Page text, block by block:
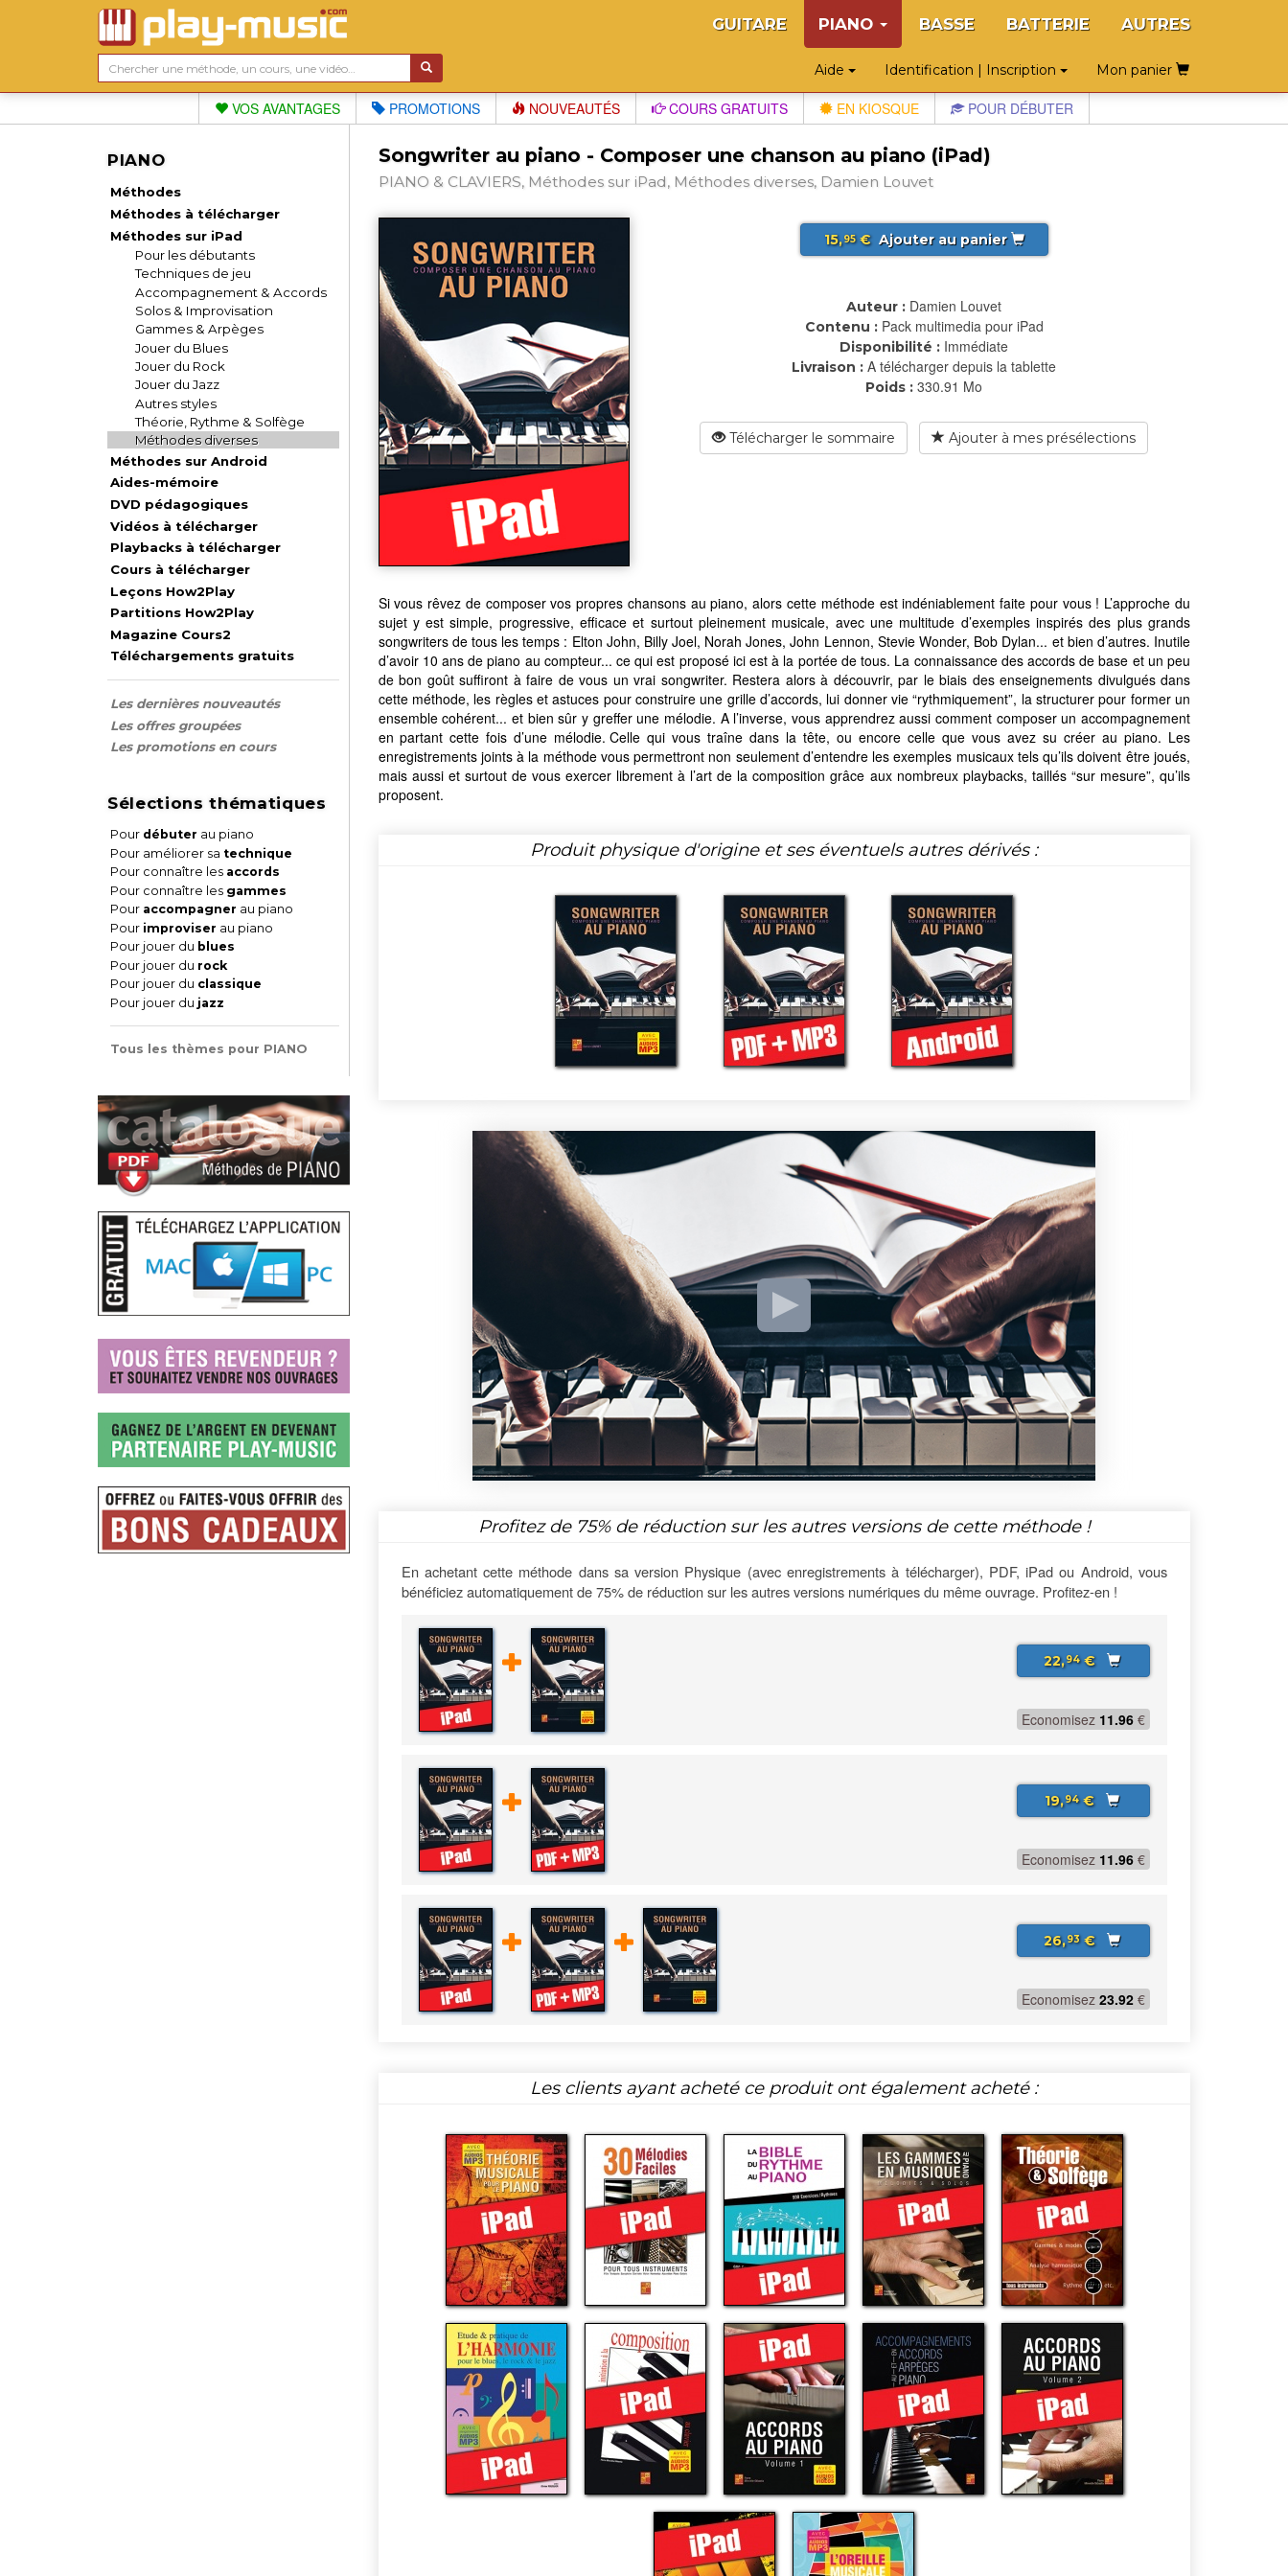
GUITARE PIANO BASSE BATTERIE AUTRES
Aide Identification | Inscription Mon panier
VOS AVANTAGES PROMOTIONS NOUVEAUTÉS COURS GRATUITS EN KIOSQUE POUR DÉBUTER
PIANO
Méthodes
Méthodes à télécharger
Méthodes sur iPad
Pour les débutants
Techniques de jeu
Accompagnement & Accords
Solos & Improvisation
Gammes & Arpèges
Jouer du Blues
Jouer du Rock
Jouer du Jazz
Autres styles
Théorie, Rythme & Solfège
Méthodes diverses
Méthodes sur Android
Aides-mémoire
DVD pédagogiques
Vidéos à télécharger
Playbacks à télécharger
Cours à télécharger
Leçons How2Play
Partitions How2Play
Magazine Cours2
Téléchargements gratuits
Les dernières nouveautés
Les offres groupées
Les promotions en cours
Sélections thématiques
Pour débuter au piano
Pour améliorer sa technique
Pour connaître les accords
Pour connaître les gammes
Pour accompagner au piano
Pour improviser au piano
Pour jouer du blues
Pour jouer du rock
Pour jouer du classique
Pour jouer du jazz
Tous les thèmes pour PIANO
Songwriter au piano - Composer une chanson au piano (iPad)
PIANO & CLAVIERS, Méthodes sur iPad, Méthodes diverses, Damien Louvet
15,95€ Ajouter au panier
Auteur : Damien Louvet
Contenu : Pack multimedia pour iPad
Disponibilité : Immédiate
Livraison : A télécharger depuis la tablette
Poids : 330.91 Mo
Télécharger le sommaire Ajouter à mes présélections
Si vous rêvez de composer vos propres chansons au piano, alors cette méthode est indéniablement faite pour vous ! L’approche du
sujet y est simple, progressive, efficace et surtout pleinement musicale, avec une multitude d’exemples inspirés des plus grands
songwriters de tous les temps : Elton John, Billy Joel, Norah Jones, John Lennon, Stevie Wonder, Bob Dylan... et bien d’autres. Inutile
d’avoir 10 ans de piano au compteur... ce qui est proposé ici est à la portée de tous. La connaissance des accords de base et un peu
de bon goût suffiront à faire de vous un vrai songwriter. Restera alors à découvrir, par le biais des enseignements divulgués dans
cette méthode, les règles et astuces pour construire une grille d’accords, lui donner vie “rythmiquement”, la structurer pour former un
ensemble cohérent... et bien sûr y greffer une mélodie. A l’inverse, vous apprendrez aussi comment composer un accompagnement
en partant cette fois d’une mélodie. Celle qui vous traîne dans la tête, ou encore celle que vous avez su créer au piano. Les
enregistrements joints à la méthode vous permettront non seulement d’entendre les exemples musicaux tels qu’ils doivent être joués,
mais aussi et surtout de vous exercer librement à l’art de la composition grâce aux nombreux playbacks, taillés “sur mesure”, qu’ils
proposent.
Produit physique d'origine et ses éventuels autres dérivés :
Profitez de 75%de réduction sur les autres versions de cette méthode !
En achetant cette méthode dans sa version Physique (avec enregistrements à télécharger), PDF, iPad ou Android, vous
bénéficiez automatiquement de 75% de réduction sur les autres versions numériques du même ouvrage. Profitez-en !
22,94€
Economisez 11.96 €
19,94€
Economisez 11.96 €
26,93€
Economisez 23.92 €
Les clients ayant acheté ce produit ont également acheté :